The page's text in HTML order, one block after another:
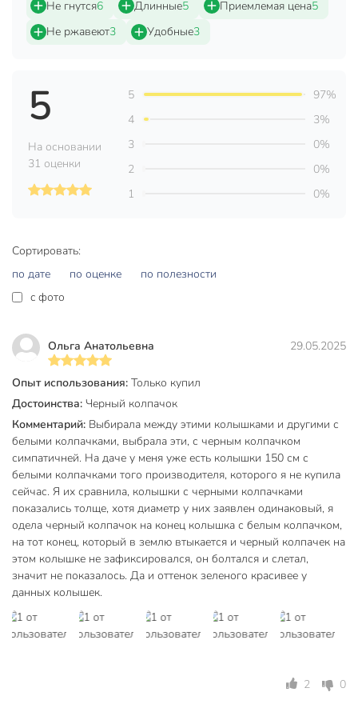
Количество в наборе, шт
Конструкция
Материал
Цвет
Тип
Артикул производителя
Не гнутся6 Длинные5 Приемлемая цена5
Не ржавеют3 Удобные3
Сортировать:
по дате
по оценке
по полезности
c фото
Ольга Анатольевна 29.05.2025
Опыт использования: Только купил
Достоинства: Черный колпачок
Комментарий: Выбирала между этими колышками и другими с
белыми колпачками, выбрала эти, с черным колпачком
симпатичней. На даче у меня уже есть колышки 150 см с
белыми колпачками того производителя, которого я не купила
сейчас. Я их сравнила, колышки с черными колпачками
показались толще, хотя диаметр у них заявлен одинаковый, я
одела черный колпачок на конец колышка с белым колпачком,
на тот конец, который в землю втыкается и черный колпачек на
этом колышке не зафиксировался, он болтался и слетал,
значит не показалось. Да и оттенок зеленого красивее у
данных колышек.
2 0
5
На основании
31 оценки
5
97%
4
3%
3
0%
2
0%
1
0%